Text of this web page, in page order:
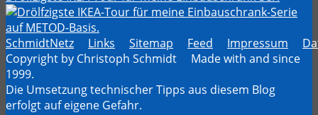
SchmidtNetz Links Sitemap Feed Impressum
Copyright by Christoph Schmidt Made with and since
1999.
Die Umsetzung technischer Tipps aus diesem Blog
erfolgt auf eigene Gefahr.